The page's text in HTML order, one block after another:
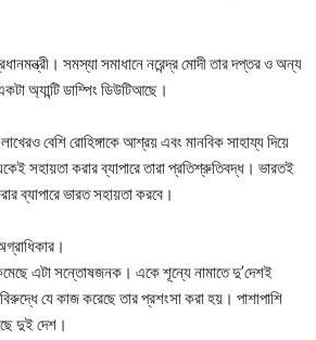
সমস্যা সমাধানে নরেন্দ্র মোদী তার দপ্তর ও অন্য
অ্যান্টি ডাম্পিং ডিউটিআছে।
বেশি রোহিঙ্গাকে আশ্রয় এবং মানবিক সাহায্য দিয়ে
সহায়তা করার ব্যাপারে তারা প্রতিশ্রুতিবদ্ধ। ভারতই
ব্যাপারে ভারত সহায়তা করবে।
এটা সন্তোষজনক। একে শূন্যে নামাতে দু’দেশই
যে কাজ করেছে তার প্রশংসা করা হয়। পাশাপাশি
দুই দেশ।